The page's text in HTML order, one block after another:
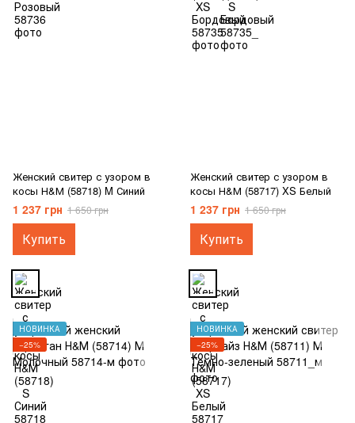
Женский свитер с узором в
косы Н&М (58718) M Синий
1 237 грн 1 650 грн
Купить
Женский свитер с узором в
косы Н&М (58717) XS Белый
1 237 грн 1 650 грн
Купить
НОВИНКА
−25%
НОВИНКА
−25%